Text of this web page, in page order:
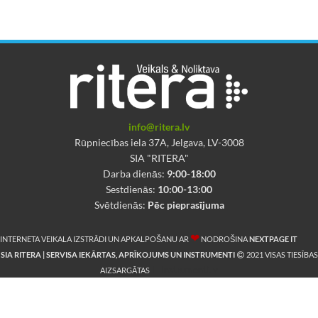
info@ritera.lv
Rūpniecības iela 37A, Jelgava, LV-3008
SIA "RITERA"
Darba dienās: 9:00-18:00
Sestdienās: 10:00-13:00
Svētdienās: Pēc pieprasījuma
INTERNETA VEIKALA IZSTRĀDI UN APKALPOŠANU AR ❤ NODROŠINANEXTPAGE IT
SIA RITERA | SERVISA IEKĀRTAS, APRĪKOJUMS UN INSTRUMENTI
2021 VISAS TIESĪBAS
AIZSARGĀTAS